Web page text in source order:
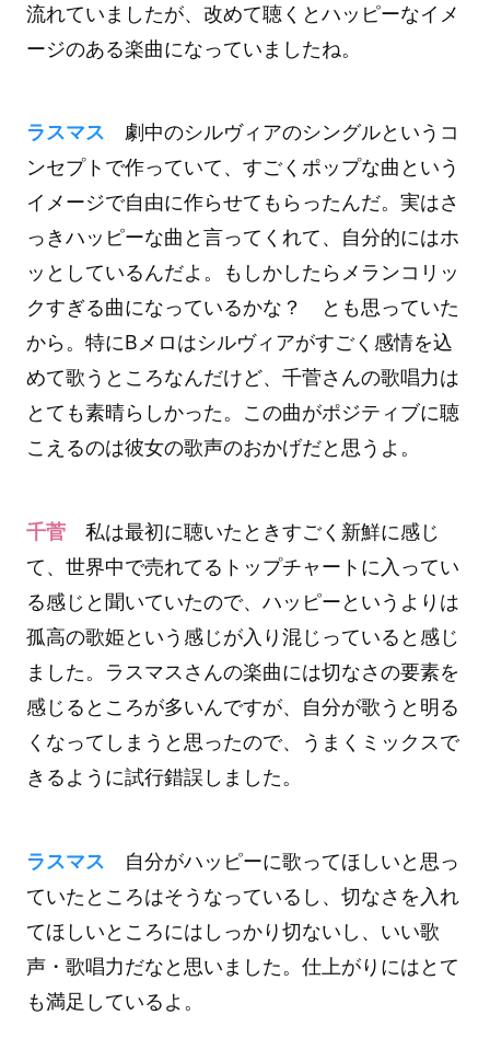
流れていましたが、改めて聴くとハッピーなイメ
ージのある楽曲になっていましたね。
ラスマス 劇中のシルヴィアのシングルというコ
ンセプトで作っていて、すごくポップな曲という
イメージで自由に作らせてもらったんだ。実はさ
っきハッピーな曲と言ってくれて、自分的にはホ
ッとしているんだよ。もしかしたらメランコリッ
クすぎる曲になっているかな？ とも思っていた
から。特にBメロはシルヴィアがすごく感情を込
めて歌うところなんだけど、千菅さんの歌唱力は
とても素晴らしかった。この曲がポジティブに聴
こえるのは彼女の歌声のおかげだと思うよ。
千菅私は最初に聴いたときすごく新鮮に感じ
て、世界中で売れてるトップチャートに入ってい
る感じと聞いていたので、ハッピーというよりは
孤高の歌姫という感じが入り混じっていると感じ
ました。ラスマスさんの楽曲には切なさの要素を
感じるところが多いんですが、自分が歌うと明る
くなってしまうと思ったので、うまくミックスで
きるように試行錯誤しました。
ラスマス 自分がハッピーに歌ってほしいと思っ
ていたところはそうなっているし、切なさを入れ
てほしいところにはしっかり切ないし、いい歌
声・歌唱力だなと思いました。仕上がりにはとて
も満足しているよ。